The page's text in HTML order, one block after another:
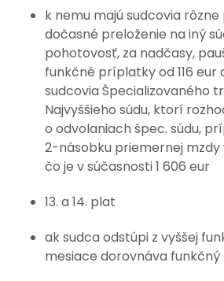
k nemu majú sudcovia
dočasné preloženie na iný
pohotovosť, za nadčasy,
funkčné príplatky od 116 eur
sudcovia Špecializovaného
Najvyššieho súdu, ktorí
o odvolaniach špec. súdu,
2-násobku priemernej mzdy
čo je v súčasnosti 1 606 eur
13. a 14. plat
ak sudca odstúpi z vyššej
mesiace dorovnáva